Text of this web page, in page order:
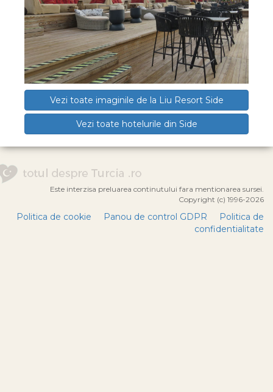
Vezi toate imaginile de la Liu Resort Side
Vezi toate hotelurile din Side
Este interzisa preluarea continutului fara mentionarea sursei.
Copyright (c) 1996-2026
Politica de cookie Panou de control GDPR
Politica de
confidentialitate